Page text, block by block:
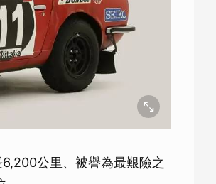
公里、被譽為最艱險之